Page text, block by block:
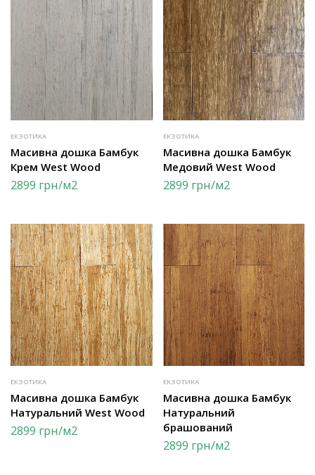
ЕКЗОТИКА
Масивна дошка Бамбук
Крем West Wood
2899 грн/м2
ЕКЗОТИКА
Масивна дошка Бамбук
Медовий West Wood
2899 грн/м2
ЕКЗОТИКА
Масивна дошка Бамбук
Натуральний West Wood
2899 грн/м2
ЕКЗОТИКА
Масивна дошка Бамбук
Натуральний
брашований
2899 грн/м2